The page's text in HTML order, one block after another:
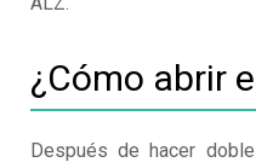
¿Cómo abrir
Después de hacer